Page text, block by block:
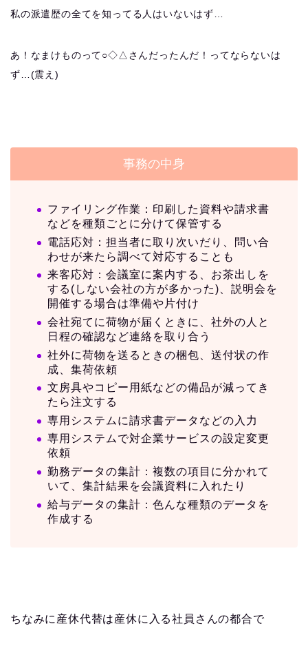
私の派遣歴の全てを知ってる人はいないはず…
あ！なまけものって○◇△さんだったんだ！ってならないは
ず…(震え)
事務の中身
ファイリング作業：印刷した資料や請求書
などを種類ごとに分けて保管する
電話応対：担当者に取り次いだり、問い合
わせが来たら調べて対応することも
来客応対：会議室に案内する、お茶出しを
する(しない会社の方が多かった)、説明会を
開催する場合は準備や片付け
会社宛てに荷物が届くときに、社外の人と
日程の確認など連絡を取り合う
社外に荷物を送るときの梱包、送付状の作
成、集荷依頼
文房具やコピー用紙などの備品が減ってき
たら注文する
専用システムに請求書データなどの入力
専用システムで対企業サービスの設定変更
依頼
勤務データの集計：複数の項目に分かれて
いて、集計結果を会議資料に入れたり
給与データの集計：色んな種類のデータを
作成する
ちなみに産休代替は産休に入る社員さんの都合で